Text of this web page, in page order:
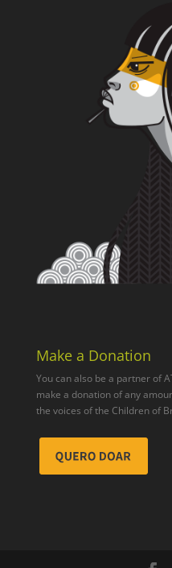
Make a Donation
You can also be a partner of
make a donation of any
the voices of the Children of